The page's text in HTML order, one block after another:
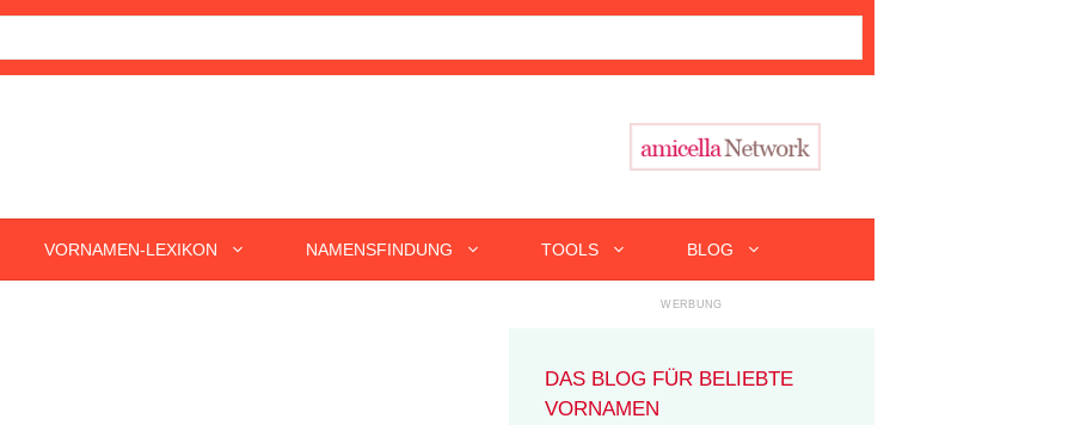
VORNAMEN-LEXIKON NAMENSFINDUNG TOOLS BLOG
DAS BLOG FÜR BELIEBTE
VORNAMEN